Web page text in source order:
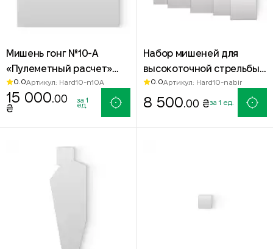
Мишень гонг №10-А
«Пулеметный расчет»
750x1000 мм — сталь
Hardox 500
0.0Артикул: Hard10-n10A
15 000 .00
₴
за 1
ед.
Набор мишеней для
высокоточной стрельбы
Hardox 500
0.0Артикул: Hard10-nabir
8 500 .00 ₴за 1 ед.